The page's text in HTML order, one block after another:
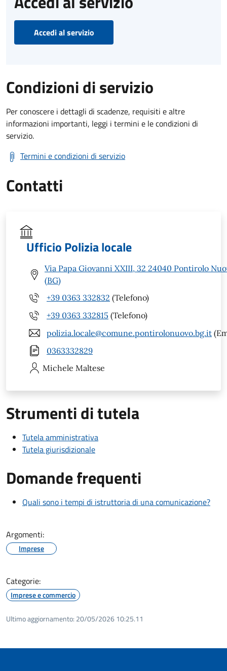
Accedi al servizio
Condizioni di servizio
Per conoscere i dettagli di scadenze, requisiti e altre
informazioni importanti, leggi i termini e le condizioni di
servizio.
Termini e condizioni di servizio
Contatti
Ufficio Polizia locale
Via Papa Giovanni XXIII, 32 24040 Pontirolo
(BG)
+39 0363 332832 (Telefono)
+39 0363 332815 (Telefono)
polizia.locale@comune.pontirolonuovo.bg.it
0363332829
Michele Maltese
Strumenti di tutela
Tutela amministrativa
Tutela giurisdizionale
Domande frequenti
Quali sono i tempi di istruttoria di una comunicazione?
Argomenti:
Imprese
Categorie:
Imprese e commercio
Ultimo aggiornamento: 20/05/2026 10:25.11